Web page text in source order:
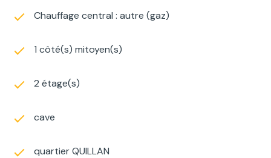
Chauffage central : autre (gaz)
1 côté(s) mitoyen(s)
2 étage(s)
cave
quartier QUILLAN